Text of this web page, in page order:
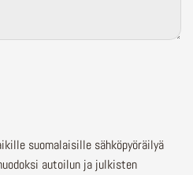
suomalaisille sähköpyöräilyä
autoilun ja julkisten